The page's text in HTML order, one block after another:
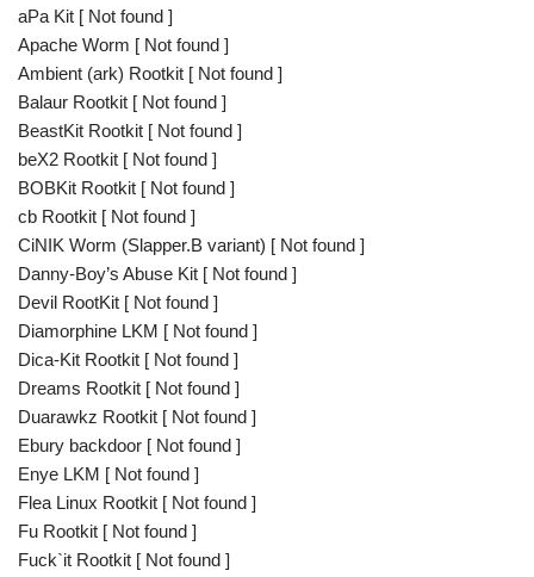
aPa Kit [ Not found ]
Apache Worm [ Not found ]
Ambient (ark) Rootkit [ Not found ]
Balaur Rootkit [ Not found ]
BeastKit Rootkit [ Not found ]
beX2 Rootkit [ Not found ]
BOBKit Rootkit [ Not found ]
cb Rootkit [ Not found ]
CiNIK Worm (Slapper.B variant) [ Not found ]
Danny-Boy’s Abuse Kit [ Not found ]
Devil RootKit [ Not found ]
Diamorphine LKM [ Not found ]
Dica-Kit Rootkit [ Not found ]
Dreams Rootkit [ Not found ]
Duarawkz Rootkit [ Not found ]
Ebury backdoor [ Not found ]
Enye LKM [ Not found ]
Flea Linux Rootkit [ Not found ]
Fu Rootkit [ Not found ]
Fuck`it Rootkit [ Not found ]